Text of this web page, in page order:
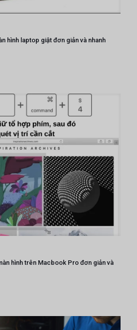
hình laptop giật đơn giản và nhanh
hình trên Macbook Pro đơn giản và